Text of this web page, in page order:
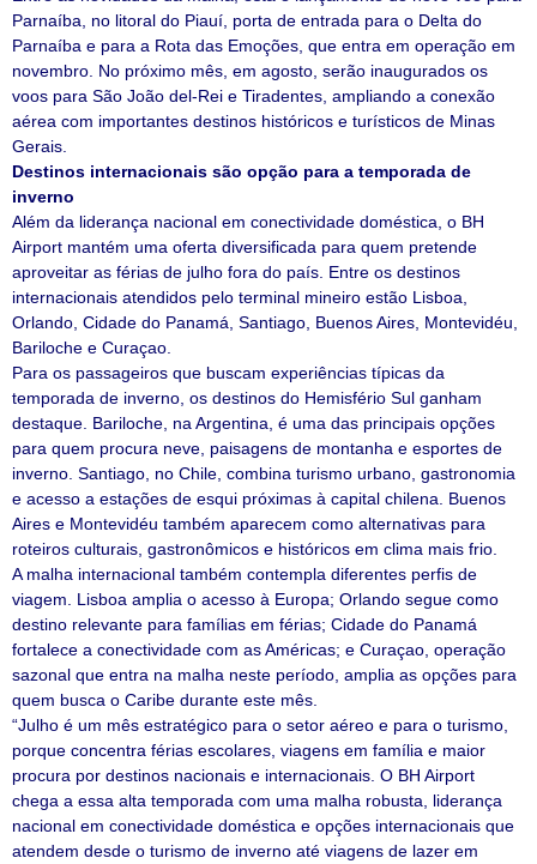
Parnaíba, no litoral do Piauí, porta de entrada para o Delta do
Parnaíba e para a Rota das Emoções, que entra em operação em
novembro. No próximo mês, em agosto, serão inaugurados os
voos para São João del-Rei e Tiradentes, ampliando a conexão
aérea com importantes destinos históricos e turísticos de Minas
Gerais.
Destinos internacionais são opção para a temporada de
inverno
Além da liderança nacional em conectividade doméstica, o BH
Airport mantém uma oferta diversificada para quem pretende
aproveitar as férias de julho fora do país. Entre os destinos
internacionais atendidos pelo terminal mineiro estão Lisboa,
Orlando, Cidade do Panamá, Santiago, Buenos Aires, Montevidéu,
Bariloche e Curaçao.
Para os passageiros que buscam experiências típicas da
temporada de inverno, os destinos do Hemisfério Sul ganham
destaque. Bariloche, na Argentina, é uma das principais opções
para quem procura neve, paisagens de montanha e esportes de
inverno. Santiago, no Chile, combina turismo urbano, gastronomia
e acesso a estações de esqui próximas à capital chilena. Buenos
Aires e Montevidéu também aparecem como alternativas para
roteiros culturais, gastronômicos e históricos em clima mais frio.
A malha internacional também contempla diferentes perfis de
viagem. Lisboa amplia o acesso à Europa; Orlando segue como
destino relevante para famílias em férias; Cidade do Panamá
fortalece a conectividade com as Américas; e Curaçao, operação
sazonal que entra na malha neste período, amplia as opções para
quem busca o Caribe durante este mês.
“Julho é um mês estratégico para o setor aéreo e para o turismo,
porque concentra férias escolares, viagens em família e maior
procura por destinos nacionais e internacionais. O BH Airport
chega a essa alta temporada com uma malha robusta, liderança
nacional em conectividade doméstica e opções internacionais que
atendem desde o turismo de inverno até viagens de lazer em